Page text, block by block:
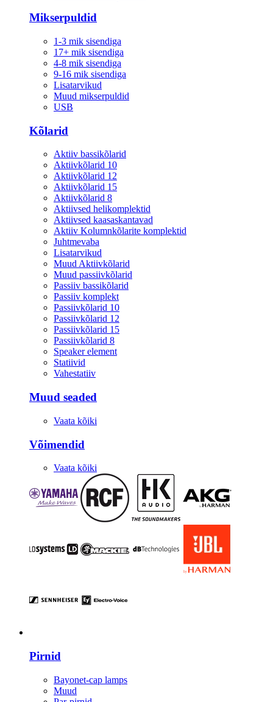
Mikserpuldid
1-3 mik sisendiga
17+ mik sisendiga
4-8 mik sisendiga
9-16 mik sisendiga
Lisatarvikud
Muud mikserpuldid
USB
Kõlarid
Aktiiv bassikõlarid
Aktiivkõlarid 10
Aktiivkõlarid 12
Aktiivkõlarid 15
Aktiivkõlarid 8
Aktiivsed helikomplektid
Aktiivsed kaasaskantavad
Aktiiv Kolumnkõlarite komplektid
Juhtmevaba
Lisatarvikud
Muud Aktiivkõlarid
Muud passiivkõlarid
Passiiv bassikõlarid
Passiiv komplekt
Passiivkõlarid 10
Passiivkõlarid 12
Passiivkõlarid 15
Passiivkõlarid 8
Speaker element
Statiivid
Vahestatiiv
Muud seaded
Vaata kõiki
Võimendid
Vaata kõiki
Pirnid
Bayonet-cap lamps
Muud